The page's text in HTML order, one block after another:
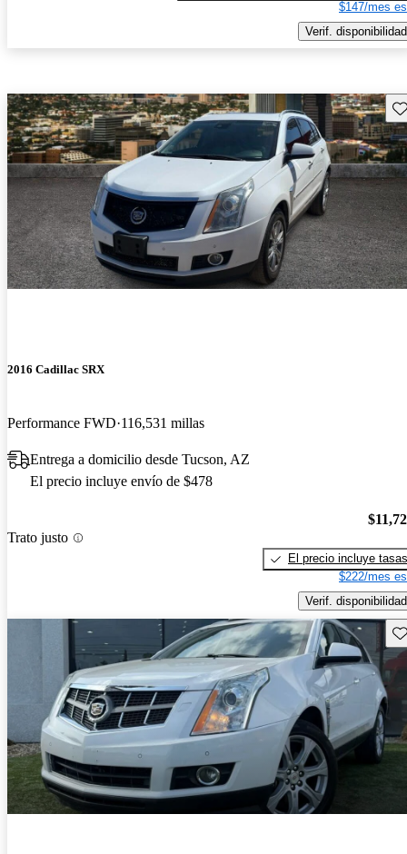
$147/mes
Verif. disponibilidad
2016 Cadillac SRX
Performance FWD 116,531 millas
Entrega a domicilio desde Tucson, AZ
El precio incluye envío de $478
Trato justo
El precio incluye tasas
$222/mes
Verif. disponibilidad